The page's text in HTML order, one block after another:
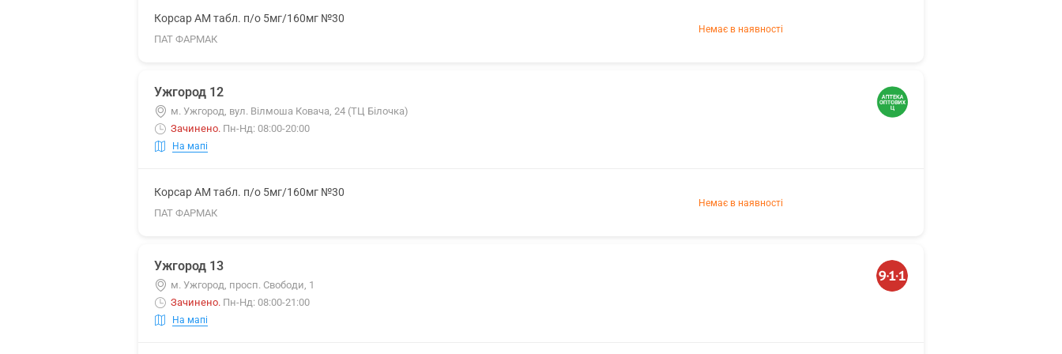
Корсар АМ табл. п/о 5мг/160мг №30
ПАТ ФАРМАК
Немає в наявності
Ужгород 12
м. Ужгород, вул. Вілмоша Ковача, 24 (ТЦ Білочка)
Зачинено. Пн-Нд: 08:00-20:00
На мапі
Корсар АМ табл. п/о 5мг/160мг №30
ПАТ ФАРМАК
Немає в наявності
Ужгород 13
м. Ужгород, просп. Свободи, 1
Зачинено. Пн-Нд: 08:00-21:00
На мапі